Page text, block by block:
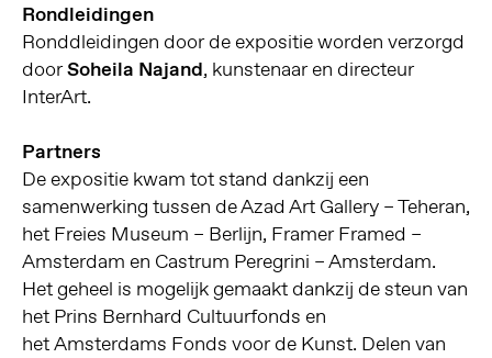
Rondleidingen
Ronddleidingen door de expositie worden verzorgd
doorSoheila Najand, kunstenaar en directeur
InterArt.
Partners
De expositie kwam tot stand dankzij een
samenwerking tussen de Azad Art Gallery – Teheran,
het Freies Museum – Berlijn, Framer Framed –
Amsterdam en Castrum Peregrini – Amsterdam.
Het geheel is mogelijk gemaakt dankzij de steun van
het Prins Bernhard Cultuurfonds en
het Amsterdams Fonds voor de Kunst. Delen van